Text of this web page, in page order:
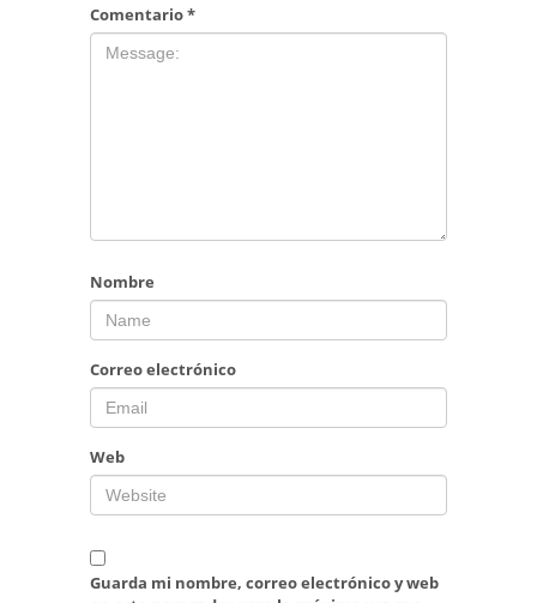
Comentario*
Nombre
Correo electrónico
Web
Guarda mi nombre, correo electrónico y web